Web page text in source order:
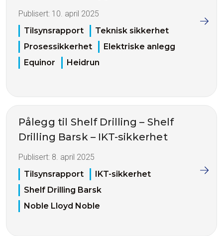
Publisert: 10. april 2025
Tilsynsrapport
Teknisk sikkerhet
Prosessikkerhet
Elektriske anlegg
Equinor
Heidrun
Pålegg til Shelf Drilling – Shelf
Drilling Barsk – IKT-sikkerhet
Publisert: 8. april 2025
Tilsynsrapport
IKT-sikkerhet
Shelf Drilling Barsk
Noble Lloyd Noble